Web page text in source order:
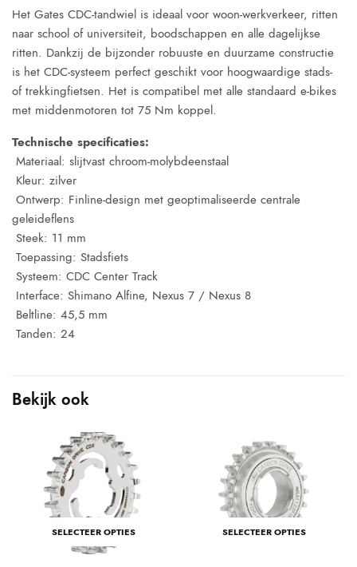
Het Gates CDC-tandwiel is ideaal voor woon-werkverkeer, ritten
naar school of universiteit, boodschappen en alle dagelijkse
ritten. Dankzij de bijzonder robuuste en duurzame constructie
is het CDC-systeem perfect geschikt voor hoogwaardige stads-
of trekkingfietsen. Het is compatibel met alle standaard e-bikes
met middenmotoren tot 75 Nm koppel.
Technische specificaties:
 Materiaal: slijtvast chroom-molybdeenstaal
 Kleur: zilver
 Ontwerp: Finline-design met geoptimaliseerde centrale
geleideflens
 Steek: 11 mm
 Toepassing: Stadsfiets
 Systeem: CDC Center Track
 Interface: Shimano Alfine, Nexus 7 / Nexus 8
 Beltline: 45,5 mm
 Tanden: 24
Bekijk ook
SELECTEER OPTIES SELECTEER OPTIES